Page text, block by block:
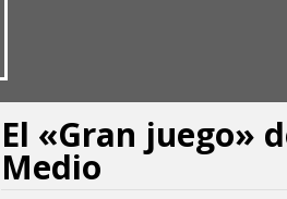
El «Gran juego»
Medio